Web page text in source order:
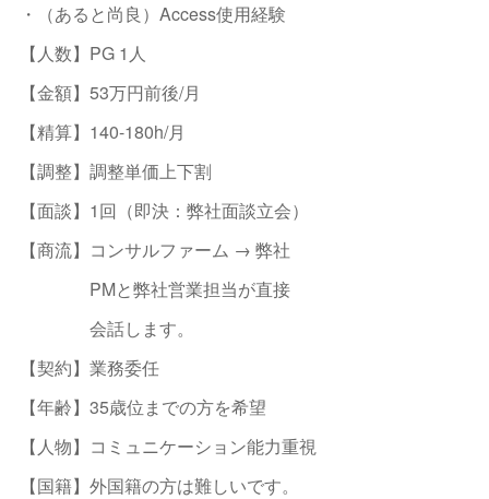
・（あると尚良）Access使用経験
【人数】PG 1人
【金額】53万円前後/月
【精算】140-180h/月
【調整】調整単価上下割
【面談】1回（即決：弊社面談立会）
【商流】コンサルファーム → 弊社
PMと弊社営業担当が直接
会話します。
【契約】業務委任
【年齢】35歳位までの方を希望
【人物】コミュニケーション能力重視
【国籍】外国籍の方は難しいです。